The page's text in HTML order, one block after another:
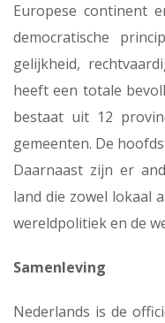
Europese continent
democratische
gelijkheid,
heeft een totale
bestaat uit 12
gemeenten. De
Daarnaast zijn er
land die zowel lokaal
wereldpolitiek en de
Samenleving
Nederlands is de